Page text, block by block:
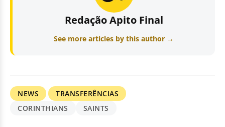
Redação Apito Final
See more articles by this author →
NEWS
TRANSFERÊNCIAS
CORINTHIANS
SAINTS